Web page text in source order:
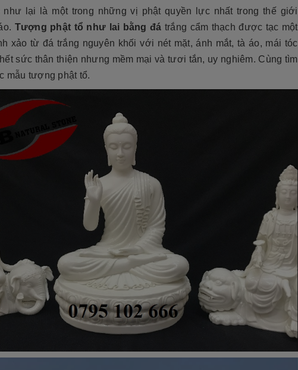
như lại là một trong những vị phật quyền lực nhất trong thế giới
Tượng phật tổ như lai bằng đá trắng cẩm thạch được tạc một
xảo từ đá trắng nguyên khối với nét mặt, ánh mắt, tà áo, mái tóc
sức thân thiện nhưng mềm mại và tươi tắn, uy nghiêm. Cùng tìm
mẫu tượng phật tổ.